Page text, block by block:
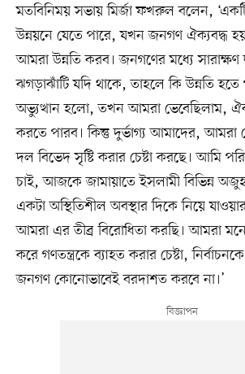
মতবিনিময় সভায় মির্জা ফখরুল বলেন,
উন্নয়নে যেতে পারে, যখন জনগণ ঐক্যবদ্ধ
আমরা উন্নতি করব। জনগণের মধ্যে সারাক্ষণ
ঝগড়াঝাঁটি যদি থাকে, তাহলে কি উন্নতি
অভ্যুত্থান হলো, তখন আমরা ভেবেছিলাম,
করতে পারব। কিন্তু দুর্ভাগ্য আমাদের,
দল বিভেদ সৃষ্টি করার চেষ্টা করছে। আমি
চাই, আজকে জামায়াতে ইসলামী বিভিন্ন
একটা অস্থিতিশীল অবস্থার দিকে নিয়ে
আমরা এর তীব্র বিরোধিতা করছি। আমরা
করে গণতন্ত্রকে ব্যাহত করার চেষ্টা,
জনগণ কোনোভাবেই বরদাশত করবে না।’